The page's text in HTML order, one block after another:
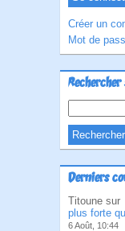
Créer un
Mot de
Derniers
Titoune sur
plus forte
6 Août, 10:44